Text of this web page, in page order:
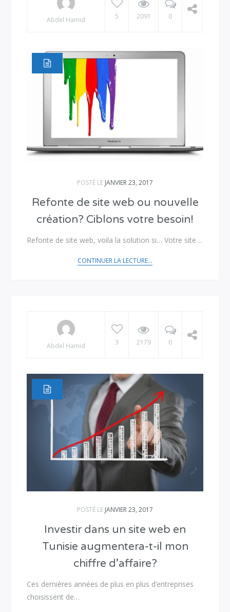
Abdel Hamid 5 2091 0
POSTÉ LE JANVIER 23, 2017
Refonte de site web ou nouvelle
création? Ciblons votre besoin!
Refonte de site web, voila la solution si… Votre site…
CONTINUER LA LECTURE...
Abdel Hamid 3 2179 0
POSTÉ LE JANVIER 23, 2017
Investir dans un site web en
Tunisie augmentera-t-il mon
chiffre d’affaire?
Ces dernières années de plus en plus d’entreprises
choisissent de…